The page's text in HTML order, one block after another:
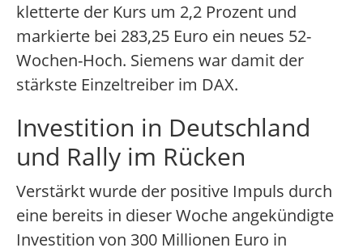
kletterte der Kurs um 2,2 Prozent und
markierte bei 283,25 Euro ein neues 52-
Wochen-Hoch. Siemens war damit der
stärkste Einzeltreiber im DAX.
Investition in Deutschland
und Rally im Rücken
Verstärkt wurde der positive Impuls durch
eine bereits in dieser Woche angekündigte
Investition von 300 Millionen Euro in